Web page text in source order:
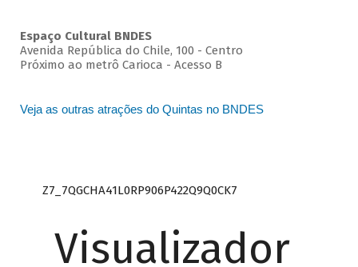
Espaço Cultural BNDES
Avenida República do Chile, 100 - Centro
Próximo ao metrô Carioca - Acesso B
Veja as outras atrações do Quintas no BNDES
Z7_7QGCHA41L0RP906P422Q9Q0CK7
Visualizador